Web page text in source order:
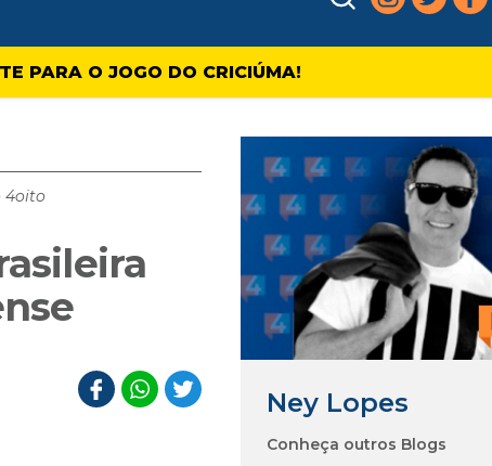
PARA O JOGO DO CRICIÚMA!
4oito
Ney Lopes
Conheça outros Blogs